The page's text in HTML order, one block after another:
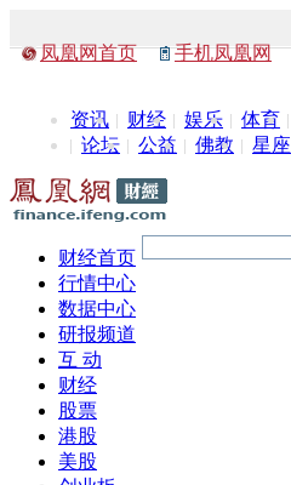
凤凰网首页 手机凤凰网
资讯 财经 娱乐 体育
论坛
公益 佛教 星座
财经首页
行情中心
数据中心
研报频道
互 动
财经
股票
港股
美股